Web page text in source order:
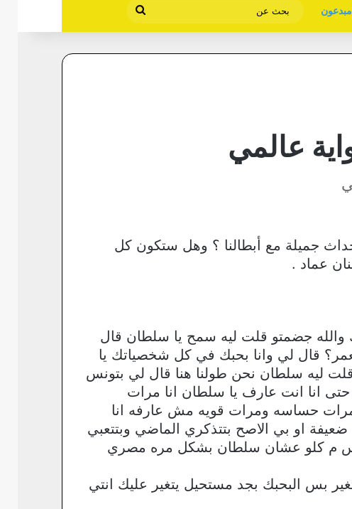
عن
عالمي
جميلة مع أبطالنا ؟ وهل ستكون كل
عماد .
جضمتو قلت ليه سمح يا سلطان قال
قال لي وانا بحبك في كل شخصياتك يا
ليه سلطان نحن طولنا هنا قال لي بتونس
انا انت عارف يا سلطان انا مرات
حساسه ومرات قويه مش عارفه انا
او بي الاصح بتتذكري الماضي وبتتعبي
بس م كلو عشان سلطان بشكل مره مصري
بس البحبك بجد مستحيل يتغير عليك انتي